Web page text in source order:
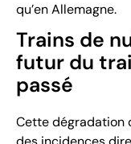
qu’en Allemagne.
Trains de
futur du
passé
Cette dégradation